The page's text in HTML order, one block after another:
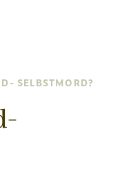
SELBSTMORD?